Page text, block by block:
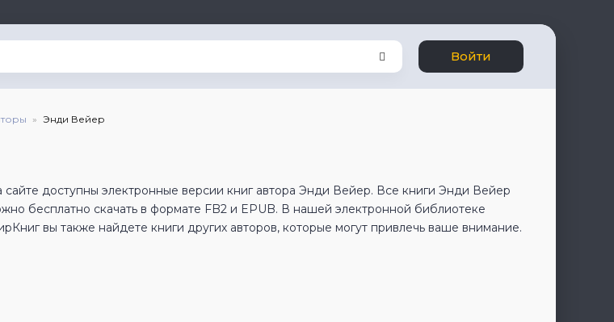
Войти
Энди Вейер
сайте доступны электронные версии книг автора Энди Вейер. Все книги Энди Вейер
бесплатно скачать в формате FB2 и EPUB. В нашей электронной библиотеке
вы также найдете книги других авторов, которые могут привлечь ваше внимание.